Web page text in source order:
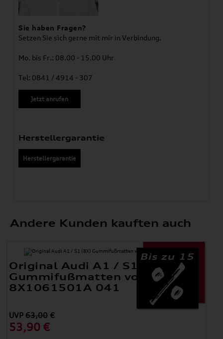
Sie haben Fragen?
Setzen Sie sich gerne mit mir in Verbindung.
Mo. bis Fr.: 08.00 - 15.00 Uhr
Tel: 0841 / 4914 - 307
Jetzt anrufen
Herstellergarantie
Herstellergarantie
Andere Kunden kauften auch
Bis zu 15
Original Audi A1 / S1 (8X)
Gummifußmatten vorne
8X1061501A 041
UVP63,00 €
53,90 €